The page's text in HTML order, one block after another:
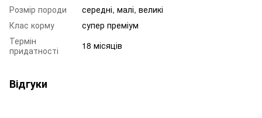
Розмір породи
середні, малі, великі
Клас корму
супер преміум
Термін
придатності
18 місяців
Відгуки